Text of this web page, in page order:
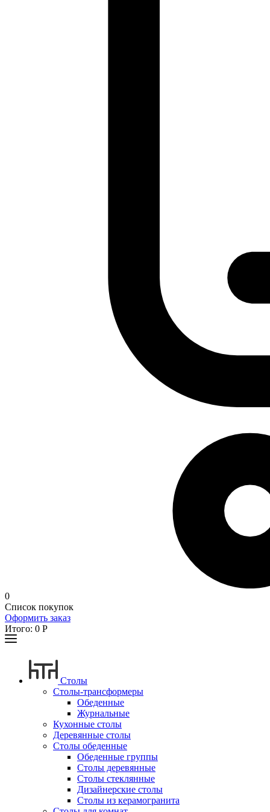
0
Список покупок
Оформить заказ
Итого: 0 Р
Столы
Столы-трансформеры
Обеденные
Журнальные
Кухонные столы
Деревянные столы
Столы обеденные
Обеденные группы
Столы деревянные
Столы стеклянные
Дизайнерские столы
Столы из керамогранита